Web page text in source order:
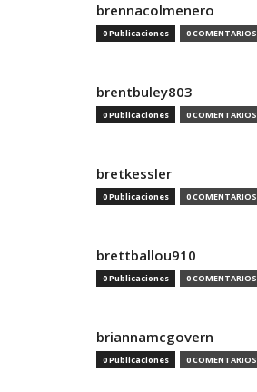
brennacolmenero
0 Publicaciones 0 COMENTARIOS
brentbuley803
0 Publicaciones 0 COMENTARIOS
bretkessler
0 Publicaciones 0 COMENTARIOS
brettballou910
0 Publicaciones 0 COMENTARIOS
briannamcgovern
0 Publicaciones 0 COMENTARIOS